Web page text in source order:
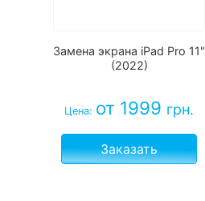
Замена экрана iPad Pro 11"
(2022)
Цена: от 1999 грн.
Заказать